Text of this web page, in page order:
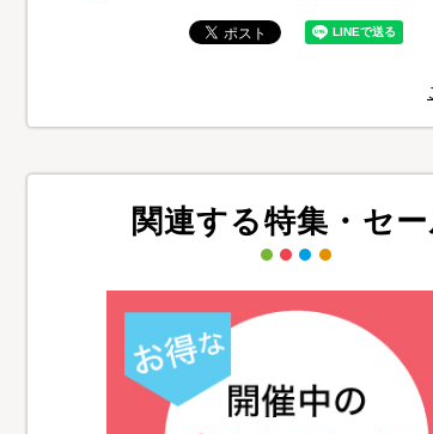
関連する特集・セ